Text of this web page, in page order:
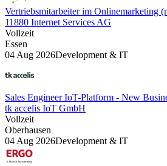
Vertriebsmitarbeiter im Onlinemarketing
11880 Internet Services AG
Vollzeit
Essen
04 Aug 2026Development & IT
Sales Engineer IoT-Platform - New
tk accelis IoT GmbH
Vollzeit
Oberhausen
04 Aug 2026Development & IT